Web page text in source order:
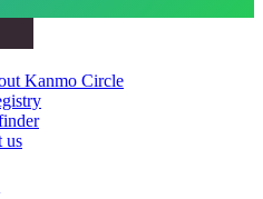
Kanmo Circle
us